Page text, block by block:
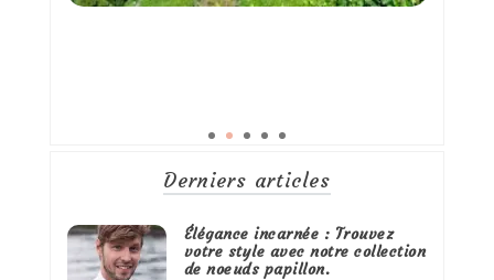
Derniers articles
Élégance incarnée : Trouvez
votre style avec notre collection
de noeuds papillon.